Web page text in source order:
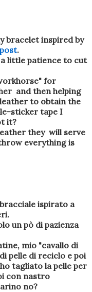
bracelet inspired by
post.
little patience to cut
for
and then helping
to obtain the
sticker tape I
it?
they will serve
everything is
ispirato a
un pò di pazienza
mio "cavallo di
pelle di reciclo e poi
tagliato la pelle per
con nastro
no?